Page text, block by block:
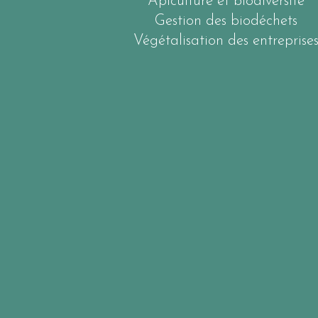
Gestion des biodéchets
Végétalisation des